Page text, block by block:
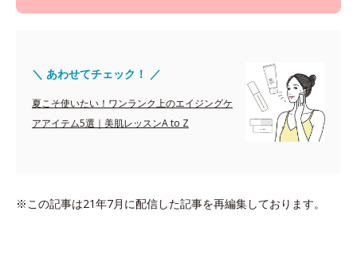
＼ あわせてチェック！ ／
夏こそ使いたい！ワンランク上のエイジングケ
アアイテム5選｜美肌レッスンA to Z
※この記事は21年7月に配信した記事を再編集しております。